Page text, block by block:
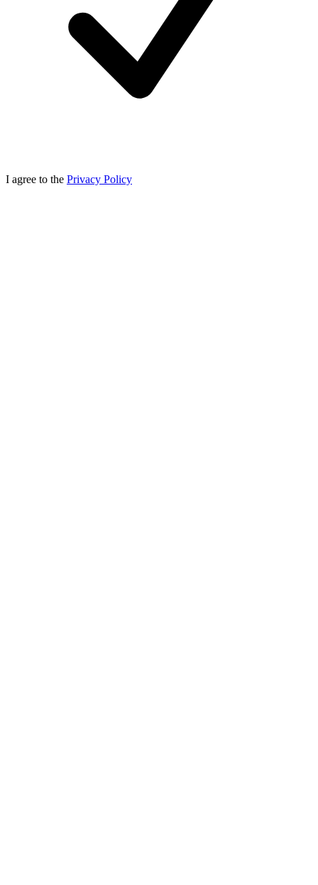
I agree to the Privacy Policy